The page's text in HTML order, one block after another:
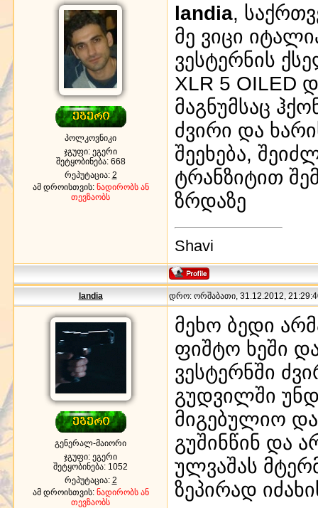
პოლკოვნიკი
ჯგუფი: ეგერი
შეტყობინება: 668
რეპუტაცია: 2
ამ დროისთვის: ნადირობს ან
თევზაობს
landia,
მე ვიცი
ვესტერნის
XLR 5 OILED
მაგნუმსაც
ძვირი და
შეეხება,
ტრანზიტით
ზრდაზე
Shavi
landia დრო: ორშაბათი, 31.12.2012,
გენერალ-მაიორი
ჯგუფი: ეგერი
შეტყობინება: 1052
რეპუტაცია: 2
ამ დროისთვის: ნადირობს ან
თევზაობს
მეხო ბედი
ფიშტო ხეში
ვესტერნში
გუდვილში
მიგებულიო და
გუშინწინ და
ულვაშას
ზეპირად